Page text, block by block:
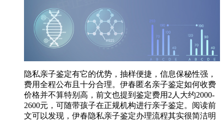
隐私亲子鉴定有它的优势，抽样便捷，信息保秘性强，
费用全程公布且十分合理。伊春匿名亲子鉴定如何收费
价格并不算特别高，前文也提到鉴定费用2人大约2000-
2600元，可随带孩子在正规机构进行亲子鉴定。阅读前
文可以发现，伊春隐私亲子鉴定办理流程其实很简洁明